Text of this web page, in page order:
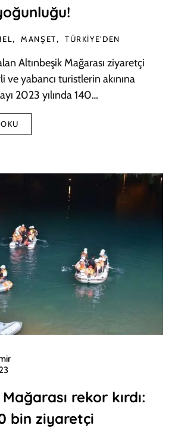
MANŞET TÜRKIYE'DEN
Altınbeşik Mağarası ziyaretçi
ve yabancı turistlerin akınına
2023 yılında 140…
rekor kırdı:
bin ziyaretçi